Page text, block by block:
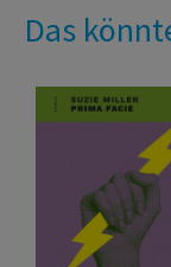
Das